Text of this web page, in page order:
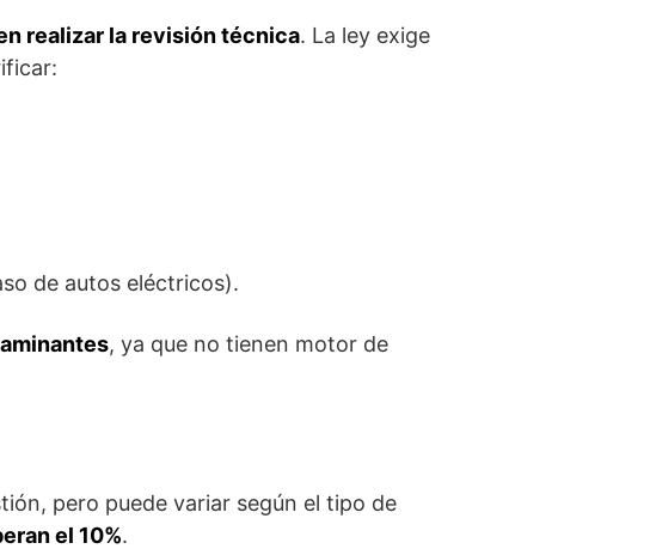
realizar la revisión técnica. La ley exige
de autos eléctricos).
, ya que no tienen motor de
pero puede variar según el tipo de
el 10%.